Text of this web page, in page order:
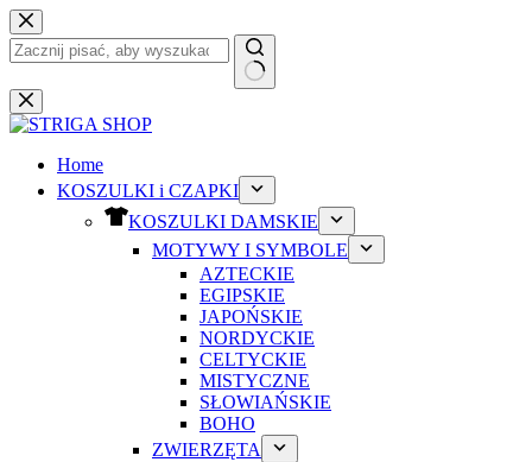
Przejdź
do
treści
Brak
wyników
Home
KOSZULKI i CZAPKI
KOSZULKI DAMSKIE
MOTYWY I SYMBOLE
AZTECKIE
EGIPSKIE
JAPOŃSKIE
NORDYCKIE
CELTYCKIE
MISTYCZNE
SŁOWIAŃSKIE
BOHO
ZWIERZĘTA